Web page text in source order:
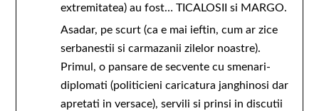
extremitatea) au fost… TICALOSII si MARGO.
Asadar, pe scurt (ca e mai ieftin, cum ar zice
serbanestii si carmazanii zilelor noastre).
Primul, o pansare de secvente cu smenari-
diplomati (politicieni caricatura janghinosi dar
apretati in versace), servili si prinsi in discutii